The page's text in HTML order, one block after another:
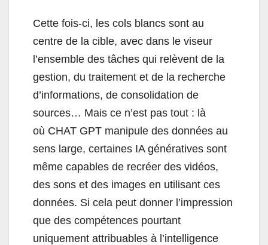
Cette fois-ci, les cols blancs sont au
centre de la cible, avec dans le viseur
l’ensemble des tâches qui relèvent de la
gestion, du traitement et de la recherche
d’informations, de consolidation de
sources… Mais ce n’est pas tout : là
où CHAT GPT manipule des données au
sens large, certaines IA génératives sont
même capables de recréer des vidéos,
des sons et des images en utilisant ces
données. Si cela peut donner l’impression
que des compétences pourtant
uniquement attribuables à l’intelligence